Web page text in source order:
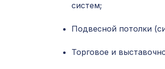
систем;
Подвесной потолки
Торговое и